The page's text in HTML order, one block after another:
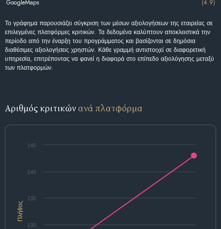
GoogleMaps (4.9)
Το γράφημα παρουσιάζει σύγκριση των μέσων αξιολογήσεων της εταιρείας σε
επιλεγμένες πλατφόρμες κριτικών. Τα δεδομένα καλύπτουν αποκλειστικά την
περίοδο από την έναρξη του προγράμματος και βασίζονται σε δημόσια
διαθέσιμες αξιολογήσεις χρηστών. Κάθε γραμμή αντιστοιχεί σε διαφορετική
υπηρεσία, επιτρέποντας να φανεί η διαφορά στο επίπεδο αξιολόγησης μεταξύ
των πλατφορμών.
Αριθμός κριτικών ανά πλατφόρμα
Πλήθος
130
135
140
145